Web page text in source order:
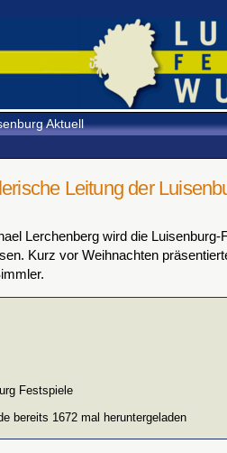
Aktuell
Leitung der
Lerchenberg wird die Luisenburg-
Kurz vor Weihnachten
Festspiele
bereits 1672 mal heruntergeladen